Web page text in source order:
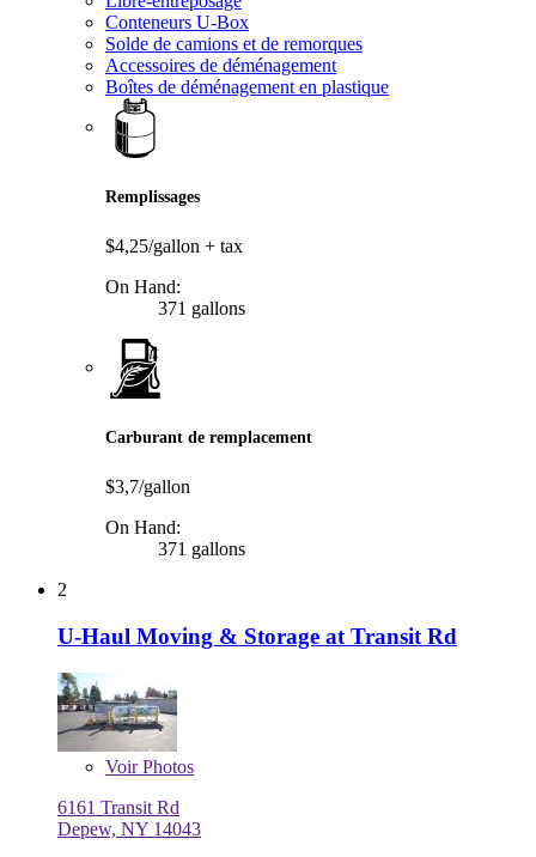
Conteneurs U-Box
Solde de camions et de remorques
Accessoires de déménagement
Boîtes de déménagement en plastique
Remplissages
$4,25/gallon + tax
On Hand:
371 gallons
Carburant de remplacement
$3,7/gallon
On Hand:
371 gallons
2
U-Haul Moving & Storage at Transit Rd
VoirPhotos
6161 Transit Rd
Depew, NY 14043